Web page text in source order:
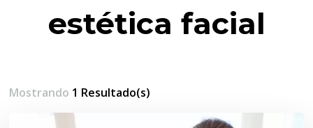
estética facial
Mostrando 1 Resultado(s)